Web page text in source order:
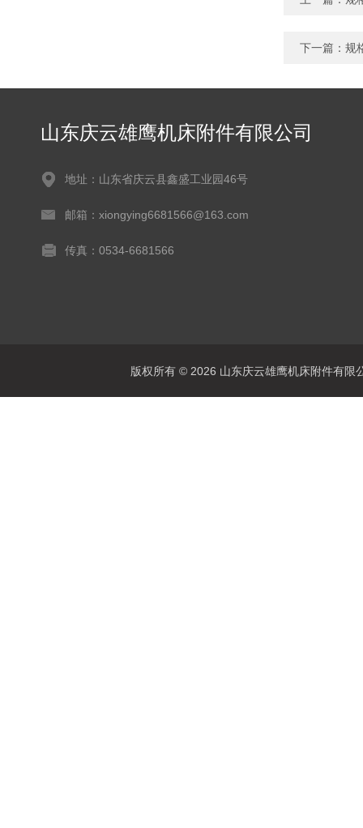
下一篇： 规
山东庆云雄鹰机床附件有限公司
地址：山东省庆云县鑫盛工业园46号
邮箱：xiongying6681566@163.com
传真：0534-6681566
版权所有 © 2026 山东庆云雄鹰机床附件有